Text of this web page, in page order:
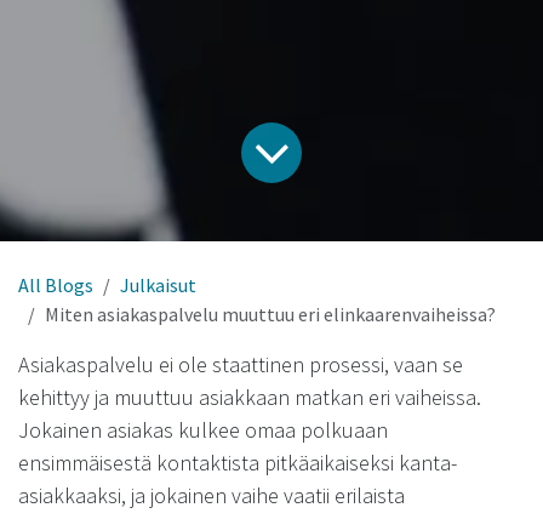
All Blogs
Julkaisut
Miten asiakaspalvelu muuttuu eri elinkaarenvaiheissa?
Asiakaspalvelu ei ole staattinen prosessi, vaan se
kehittyy ja muuttuu asiakkaan matkan eri vaiheissa.
Jokainen asiakas kulkee omaa polkuaan
ensimmäisestä kontaktista pitkäaikaiseksi kanta-
asiakkaaksi, ja jokainen vaihe vaatii erilaista